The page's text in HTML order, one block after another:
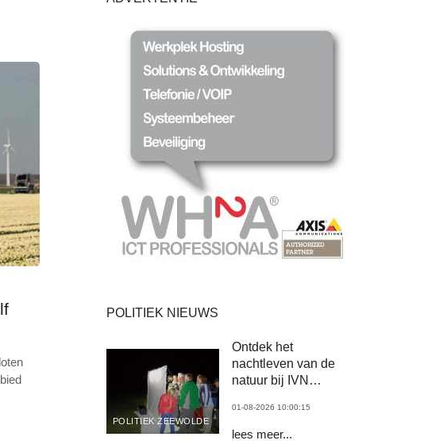
POLITIEK NIEUWS
POLITIEK ZEEWOLDE
Ontdek het
nachtleven van de
natuur bij IVN
01-08-2026 10:00:15
lees meer...